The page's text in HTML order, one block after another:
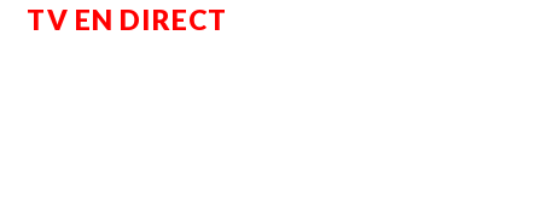
TV EN DIRECT